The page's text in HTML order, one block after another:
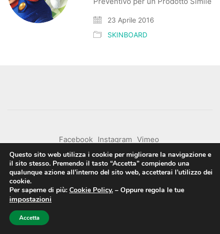
23 Aprile 2016
SKINBOARD
Facebook Instagram Vimeo
Cookie Policy-Privacy Policy
© Copyright 2015. Powered bySoluzioni CQuadro. All
Questo sito web utilizza i cookie per migliorare la navigazione e
il sito stesso. Premendo il tasto “Accetta” compiendo una
qualunque azione all’interno del sito web, accetterai l’utilizzo dei
cookie.
Per saperne di più: Cookie Policy. – Oppure regola le tue
impostazioni
Accetta